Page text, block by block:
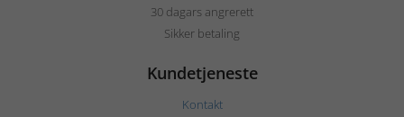
30 dagars angrerett
Sikker betaling
Kundetjeneste
Kontakt